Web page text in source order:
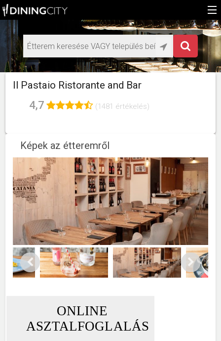
Főoldal
Médiaajánlat éttermeknek
HU
Il Pastaio Ristorante and Bar
4,7 (1481 értékelés)
Képek az étteremről